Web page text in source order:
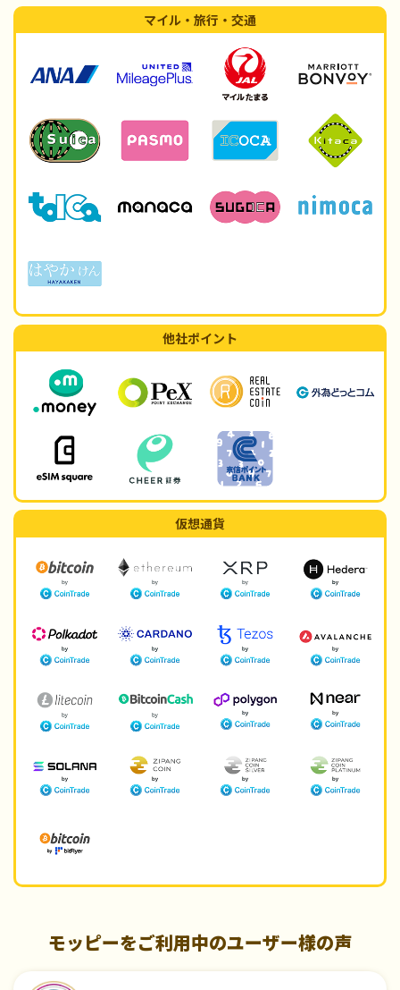
マイル・旅行・交通
他社ポイント
仮想通貨
モッピーをご利用中のユーザー様の声